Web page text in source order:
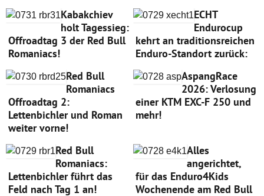
Kabakchiev
holt Tagessieg:
Offroadtag 3 der Red Bull
Romaniacs!
ECHT
Endurocup
kehrt an traditionsreichen
Enduro-Standort zurück:
Red Bull
Romaniacs
Offroadtag 2:
Lettenbichler und Roman
weiter vorne!
AspangRace
2026: Verlosung
einer KTM EXC-F 250 und
mehr!
Red Bull
Romaniacs:
Lettenbichler führt das
Feld nach Tag 1 an!
Alles
angerichtet,
für das Enduro4Kids
Wochenende am Red Bull